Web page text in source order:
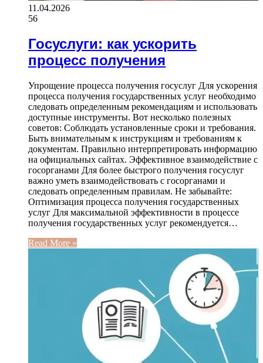
11.04.2026
56
Госуслуги: как ускорить
процесс получения
Упрощение процесса получения госуслуг Для ускорения
процесса получения государственных услуг необходимо
следовать определенным рекомендациям и использовать
доступные инструменты. Вот несколько полезных
советов: Соблюдать установленные сроки и требования.
Быть внимательным к инструкциям и требованиям к
документам. Правильно интерпретировать информацию
на официальных сайтах. Эффективное взаимодействие с
госорганами Для более быстрого получения госуслуг
важно уметь взаимодействовать с госорганами и
следовать определенным правилам. Не забывайте:
Оптимизация процесса получения государственных
услуг Для максимальной эффективности в процессе
получения государственных услуг рекомендуется…
Read More »